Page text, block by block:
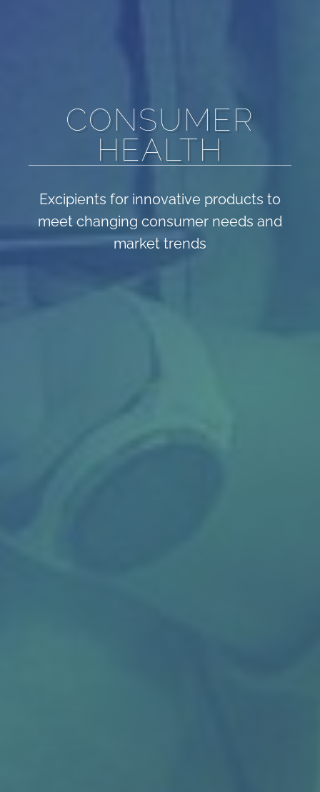
CONSUMER
HEALTH
Excipients for innovative products to
meet changing consumer needs and
market trends